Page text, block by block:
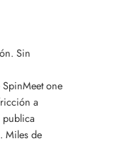
Sin
one
a
publica
Miles de